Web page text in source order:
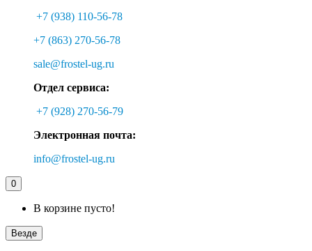
+7 (938) 110-56-78
+7 (863) 270-56-78
sale@frostel-ug.ru
Отдел сервиса:
+7 (928) 270-56-79
Электронная почта:
info@frostel-ug.ru
0
В корзине пусто!
Везде